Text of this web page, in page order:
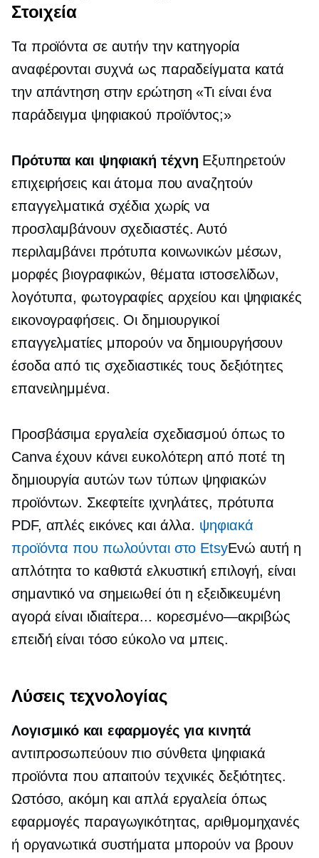
Στοιχεία
Τα προϊόντα σε αυτήν την κατηγορία
αναφέρονται συχνά ως παραδείγματα κατά
την απάντηση στην ερώτηση «Τι είναι ένα
παράδειγμα ψηφιακού προϊόντος;»
Πρότυπα και ψηφιακή τέχνη Εξυπηρετούν
επιχειρήσεις και άτομα που αναζητούν
επαγγελματικά σχέδια χωρίς να
προσλαμβάνουν σχεδιαστές. Αυτό
περιλαμβάνει πρότυπα κοινωνικών μέσων,
μορφές βιογραφικών, θέματα ιστοσελίδων,
λογότυπα, φωτογραφίες αρχείου και ψηφιακές
εικονογραφήσεις. Οι δημιουργικοί
επαγγελματίες μπορούν να δημιουργήσουν
έσοδα από τις σχεδιαστικές τους δεξιότητες
επανειλημμένα.
Προσβάσιμα εργαλεία σχεδιασμού όπως το
Canva έχουν κάνει ευκολότερη από ποτέ τη
δημιουργία αυτών των τύπων ψηφιακών
προϊόντων. Σκεφτείτε ιχνηλάτες, πρότυπα
PDF, απλές εικόνες και άλλα. ψηφιακά
προϊόντα που πωλούνται στο EtsyΕνώ αυτή η
απλότητα το καθιστά ελκυστική επιλογή, είναι
σημαντικό να σημειωθεί ότι η εξειδικευμένη
αγορά είναι ιδιαίτερα... κορεσμένο—ακριβώς
επειδή είναι τόσο εύκολο να μπεις.
Λύσεις τεχνολογίας
Λογισμικό και εφαρμογές για κινητά
αντιπροσωπεύουν πιο σύνθετα ψηφιακά
προϊόντα που απαιτούν τεχνικές δεξιότητες.
Ωστόσο, ακόμη και απλά εργαλεία όπως
εφαρμογές παραγωγικότητας, αριθμομηχανές
ή οργανωτικά συστήματα μπορούν να βρουν